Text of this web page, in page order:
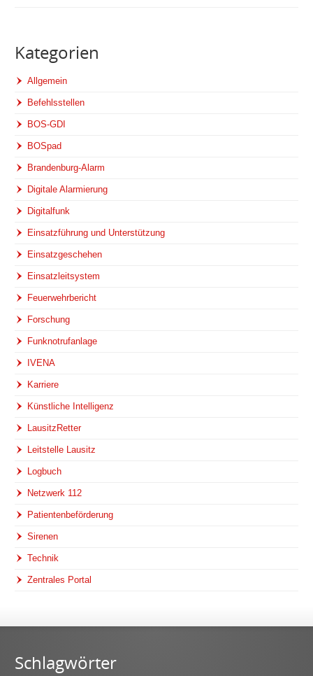
Kategorien
Allgemein
Befehlsstellen
BOS-GDI
BOSpad
Brandenburg-Alarm
Digitale Alarmierung
Digitalfunk
Einsatzführung und Unterstützung
Einsatzgeschehen
Einsatzleitsystem
Feuerwehrbericht
Forschung
Funknotrufanlage
IVENA
Karriere
Künstliche Intelligenz
LausitzRetter
Leitstelle Lausitz
Logbuch
Netzwerk 112
Patientenbeförderung
Sirenen
Technik
Zentrales Portal
Schlagwörter